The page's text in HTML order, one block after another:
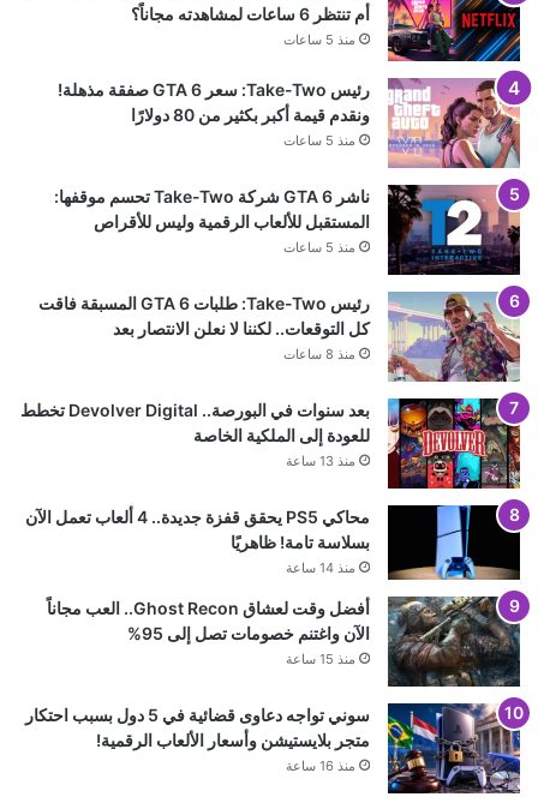
أم تنتظر 6 ساعات لمشاهدته مجاناً؟
منذ 5 ساعات
رئيس Take-Two: سعر GTA 6 صفقة مذهلة!
ونقدم قيمة أكبر بكثير من 80 دولارًا
منذ 5 ساعات
ناشر GTA 6 شركة Take-Two تحسم موقفها:
المستقبل للألعاب الرقمية وليس للأقراص
منذ 5 ساعات
رئيس Take-Two: طلبات GTA 6 المسبقة فاقت
كل التوقعات.. لكننا لا نعلن الانتصار بعد
منذ 8 ساعات
بعد سنوات في البورصة.. Devolver Digital تخطط
للعودة إلى الملكية الخاصة
منذ 13 ساعة
محاكي PS5 يحقق قفزة جديدة.. 4 ألعاب تعمل الآن
بسلاسة تامة! ظاهريًا
منذ 14 ساعة
أفضل وقت لعشاق Ghost Recon.. العب مجاناً
الآن واغتنم خصومات تصل إلى 95%
منذ 15 ساعة
سوني تواجه دعاوى قضائية في 5 دول بسبب احتكار
متجر بلايستيشن وأسعار الألعاب الرقمية!
منذ 16 ساعة